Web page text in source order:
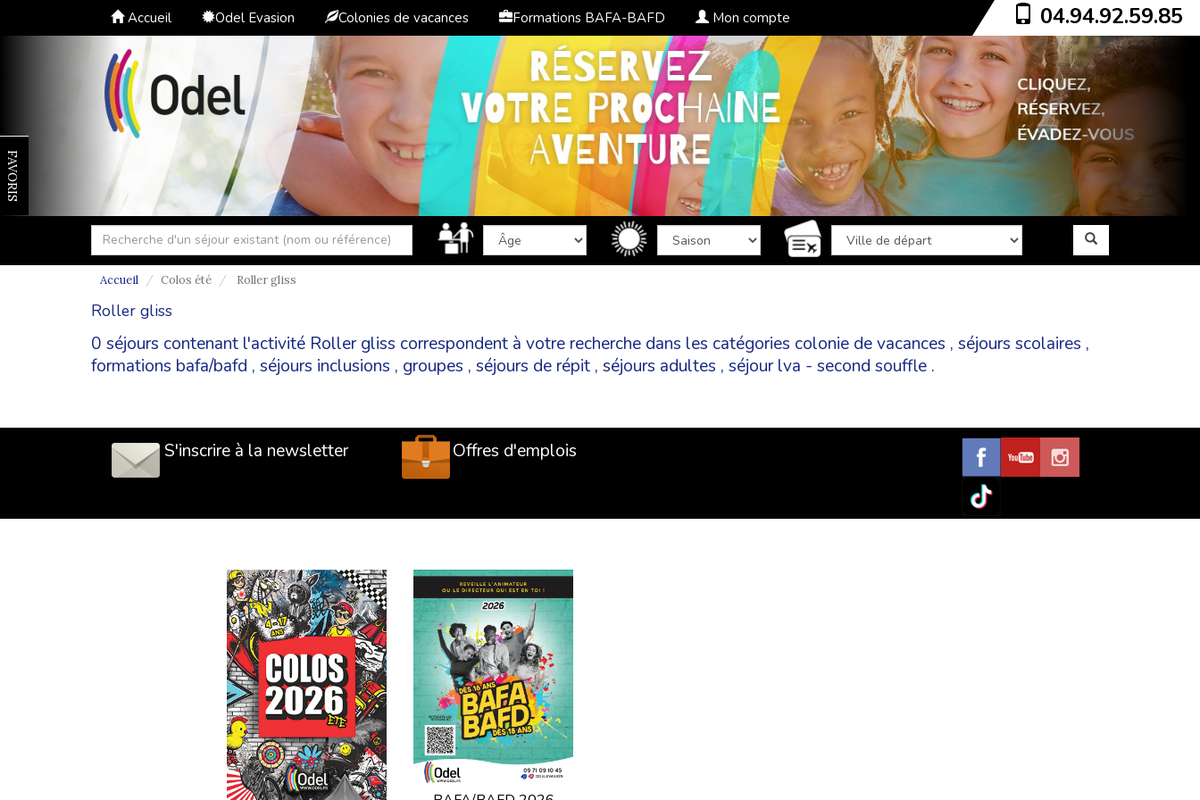
Accueil Odel Evasion Colonies de vacances Formations BAFA-BAFD Mon compte 04.94.92.59.85
FAVORIS
Accueil Colos été Roller gliss
Roller gliss
0 séjours contenant l'activité Roller gliss correspondent à votre recherche dans les catégories colonie de vacances , séjours scolaires ,
formations bafa/bafd , séjours inclusions , groupes , séjours de répit , séjours adultes , séjour lva - second souffle .
S'inscrire à la newsletter Offres d'emplois